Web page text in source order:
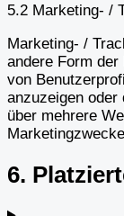
5.2 Marketing- /
Marketing- /
andere Form
von
anzuzeigen oder
über mehrere
6.